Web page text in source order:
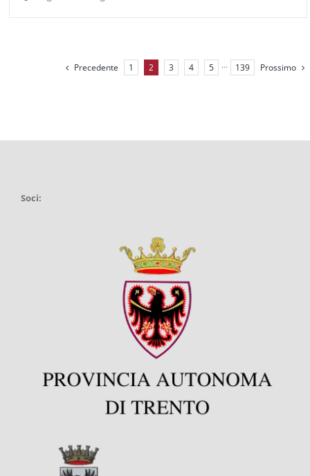
Precedente 1 2 3 4 5 ··· 139 Prossimo
Soci: